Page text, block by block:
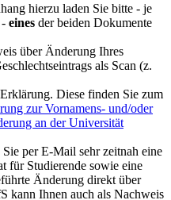
hierzu laden Sie bitte - je
eines der beiden Dokumente
über Änderung Ihres
als Scan (z.
Diese finden Sie zum
zur Vornamens- und/oder
an der Universität
per E-Mail sehr zeitnah eine
für Studierende sowie eine
Änderung direkt über
kann Ihnen auch als Nachweis